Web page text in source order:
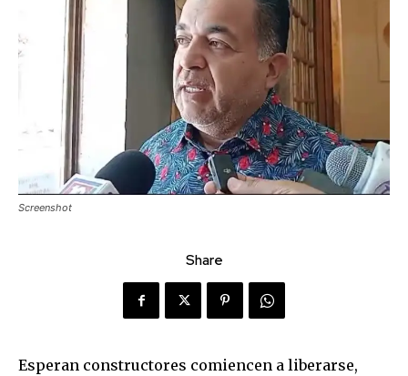
Screenshot
Share
Esperan constructores comiencen a liberarse,